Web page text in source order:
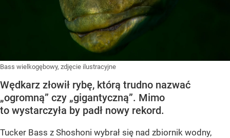
Bass wielkogębowy, zdjęcie ilustracyjne
Wędkarz złowił rybę, którą trudno nazwać
„ogromną” czy „gigantyczną”. Mimo
to wystarczyła by padł nowy rekord.
Tucker Bass z Shoshoni wybrał się nad zbiornik wodny,